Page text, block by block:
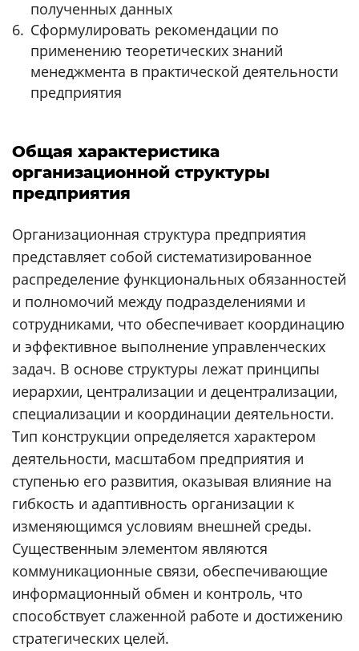
полученных данных
Сформулировать рекомендации по
применению теоретических знаний
менеджмента в практической деятельности
предприятия
Общая характеристика
организационной структуры
предприятия
Организационная структура предприятия
представляет собой систематизированное
распределение функциональных обязанностей
и полномочий между подразделениями и
сотрудниками, что обеспечивает координацию
и эффективное выполнение управленческих
задач. В основе структуры лежат принципы
иерархии, централизации и децентрализации,
специализации и координации деятельности.
Тип конструкции определяется характером
деятельности, масштабом предприятия и
ступенью его развития, оказывая влияние на
гибкость и адаптивность организации к
изменяющимся условиям внешней среды.
Существенным элементом являются
коммуникационные связи, обеспечивающие
информационный обмен и контроль, что
способствует слаженной работе и достижению
стратегических целей.